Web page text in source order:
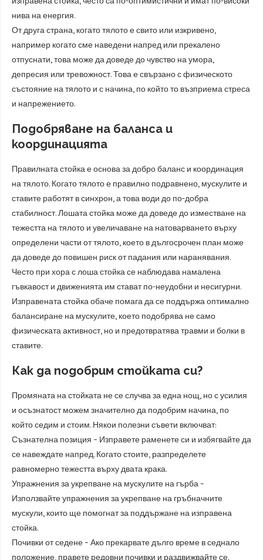
нива на енергия.
От друга страна, когато тялото е свито или изкривено,
например когато сме наведени напред или прекалено
отпуснати, това може да доведе до чувство на умора,
депресия или тревожност. Това е свързано с физическото
състояние на тялото и с начина, по който то възприема стреса
и напрежението.
Подобряване на баланса и
координацията
Правилната стойка е основа за добро баланс и координация
на тялото. Когато тялото е правилно подравнено, мускулите и
ставите работят в синхрон, а това води до по-добра
стабилност. Лошата стойка може да доведе до изместване на
тежестта на тялото и увеличаване на натоварването върху
определени части от тялото, което в дългосрочен план може
да доведе до повишен риск от падания или наранявания.
Често при хора с лоша стойка се наблюдава намалена
гъвкавост и движенията им стават по-неудобни и несигурни.
Изправената стойка обаче помага да се поддържа оптимално
балансиране на мускулите, което подобрява не само
физическата активност, но и предотвратява травми и болки в
ставите.
Как да подобрим стойката си?
Промяната на стойката не се случва за една нощ, но с усилия
и осъзнатост можем значително да подобрим начина, по
който седим и стоим. Някои полезни съвети включват:
Съзнателна позиция – Изправете раменете си и избягвайте да
се навеждате напред. Когато стоите, разпределете
равномерно тежестта върху двата крака.
Упражнения за укрепване на мускулите на гърба –
Използвайте упражнения за укрепване на гръбначните
мускули, които ще помогнат за поддържане на изправена
стойка.
Почивки от седене – Ако прекарвате дълго време в седнало
положение, правете редовни почивки и раздвижвайте се.